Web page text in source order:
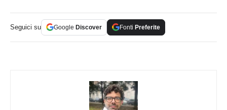
Seguici su Google Discover Fonti Preferite